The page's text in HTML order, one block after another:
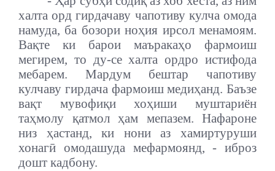
халта орд гирдачаву чапотиву кулча омода
намуда, ба бозори ноҳия ирсол менамоям.
Вақте ки барои маъракаҳо фармоиш
мегирем, то ду-се халта ордро истифода
мебарем. Мардум бештар чапотиву
кулчаву гирдача фармоиш медиҳанд. Баъзе
вақт мувофиқи хоҳиши муштариён
таҳмолу қатмол ҳам мепазем. Нафароне
низ ҳастанд, ки нони аз хамиртуруши
хонагӣ омодашуда мефармоянд, - иброз
дошт кадбону.